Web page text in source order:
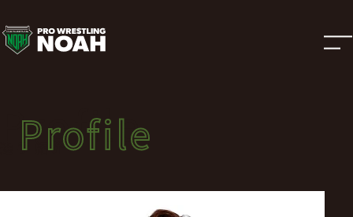
選
手
紹
介
|
Profile
選手紹介
Profile